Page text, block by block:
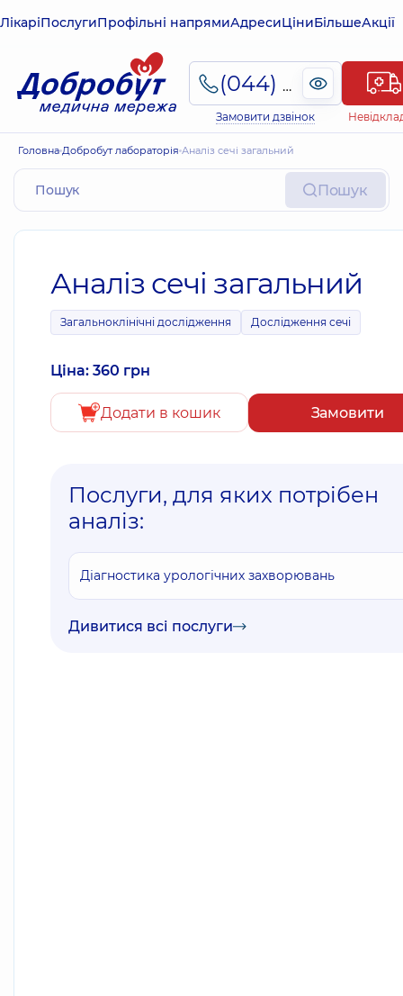
ЛікаріПослугиПрофільні напрямиАдресиЦіниБільшеАкції
(044) 495-2-888
Замовити дзвінок
Головна Добробут лабораторія Аналіз сечі загальний
Пошук
Аналіз сечі загальний
Загальноклінічні дослідження Дослідження сечі
Ціна: 360 грн
Додати в кошик Замовити
Послуги, для яких потрібен
аналіз:
Діагностика урологічних захворювань
Дивитися всі послуги